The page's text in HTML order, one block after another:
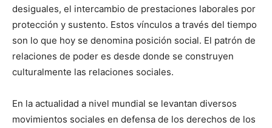
desiguales, el intercambio de prestaciones laborales por
protección y sustento. Estos vínculos a través del tiempo
son lo que hoy se denomina posición social. El patrón de
relaciones de poder es desde donde se construyen
culturalmente las relaciones sociales.
En la actualidad a nivel mundial se levantan diversos
movimientos sociales en defensa de los derechos de los